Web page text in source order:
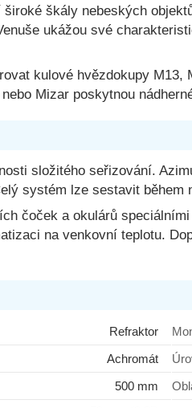
široké škály nebeských
ukážou své
kulové hvězdokupy
Mizar poskytnou
složitého seřizování.
systém lze sestavit během
čoček a okulárů
na venkovní teplotu.
Refraktor
Achromát
500 mm